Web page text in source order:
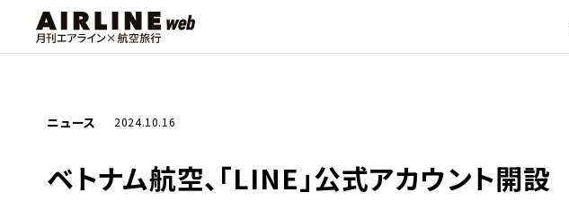
ニュース 2024.10.16
ベトナム航空、「LINE」公式アカウント開設